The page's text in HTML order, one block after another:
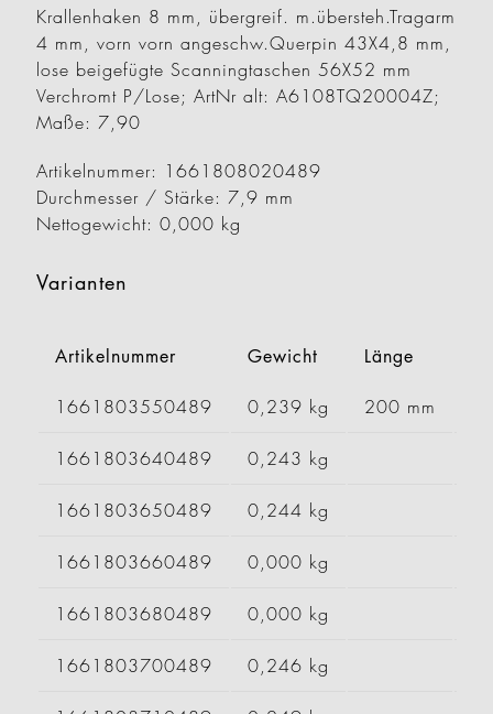
Krallenhaken 8 mm, übergreif. m.übersteh.Tragarm
4 mm, vorn vorn angeschw.Querpin 43X4,8 mm,
lose beigefügte Scanningtaschen 56X52 mm
Verchromt P/Lose; ArtNr alt: A6108TQ20004Z;
Maße: 7,90
Artikelnummer: 1661808020489
Durchmesser / Stärke: 7,9 mm
Nettogewicht: 0,000 kg
Varianten
Artikelnummer Gewicht Länge
1661803550489 0,239 kg 200 mm
1661803640489 0,243 kg
1661803650489 0,244 kg
1661803660489 0,000 kg
1661803680489 0,000 kg
1661803700489 0,246 kg